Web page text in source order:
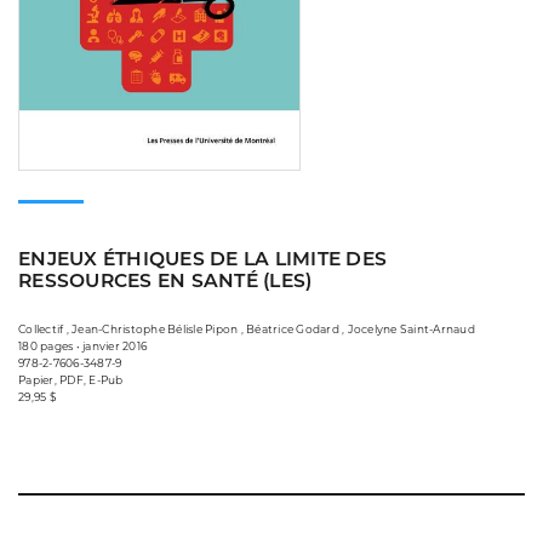
ENJEUX ÉTHIQUES DE LA LIMITE DES
RESSOURCES EN SANTÉ (LES)
Collectif , Jean-Christophe Bélisle Pipon , Béatrice Godard , Jocelyne Saint-Arnaud
180 pages • janvier 2016
978-2-7606-3487-9
Papier, PDF, E-Pub
29,95 $